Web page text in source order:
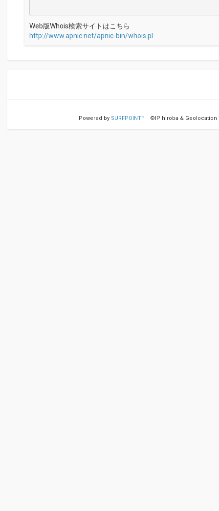
Web版Whois検索サイトはこちら
http://www.apnic.net/apnic-bin/whois.pl
Powered by SURFPOINT™ ©IP hiroba & Geolocation